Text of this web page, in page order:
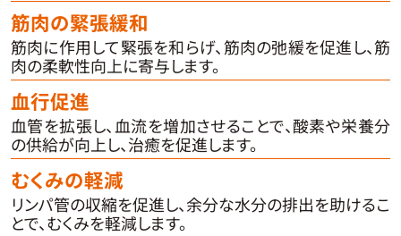
筋肉の緊張緩和
筋肉に作用して緊張を和らげ、筋肉の弛緩を促進し、筋
肉の柔軟性向上に寄与します。
血行促進
血管を拡張し、血流を増加させることで、酸素や栄養分
の供給が向上し、治癒を促進します。
むくみの軽減
リンパ管の収縮を促進し、余分な水分の排出を助けるこ
とで、むくみを軽減します。